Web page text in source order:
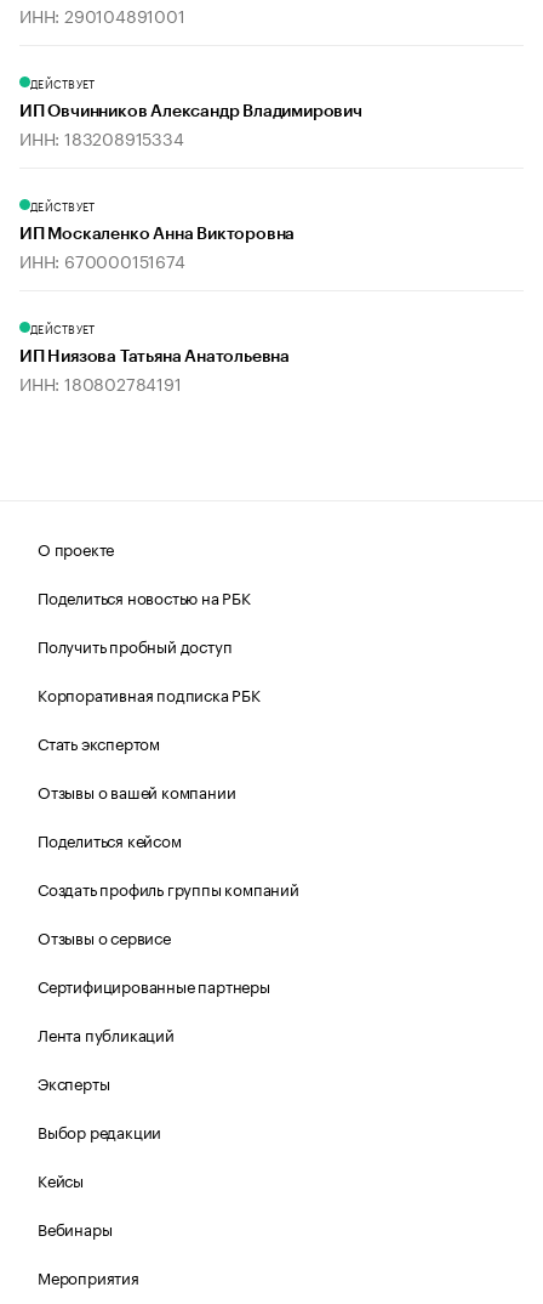
ИНН: 290104891001
ДЕЙСТВУЕТ
ИП Овчинников Александр Владимирович
ИНН: 183208915334
ДЕЙСТВУЕТ
ИП Москаленко Анна Викторовна
ИНН: 670000151674
ДЕЙСТВУЕТ
ИП Ниязова Татьяна Анатольевна
ИНН: 180802784191
О проекте
Поделиться новостью на РБК
Получить пробный доступ
Корпоративная подписка РБК
Стать экспертом
Отзывы о вашей компании
Поделиться кейсом
Создать профиль группы компаний
Отзывы о сервисе
Сертифицированные партнеры
Лента публикаций
Эксперты
Выбор редакции
Кейсы
Вебинары
Мероприятия